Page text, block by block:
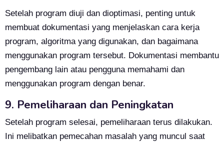
Setelah program diuji dan dioptimasi, penting untuk
membuat dokumentasi yang menjelaskan cara kerja
program, algoritma yang digunakan, dan bagaimana
menggunakan program tersebut. Dokumentasi membantu
pengembang lain atau pengguna memahami dan
menggunakan program dengan benar.
9. Pemeliharaan dan Peningkatan
Setelah program selesai, pemeliharaan terus dilakukan.
Ini melibatkan pemecahan masalah yang muncul saat